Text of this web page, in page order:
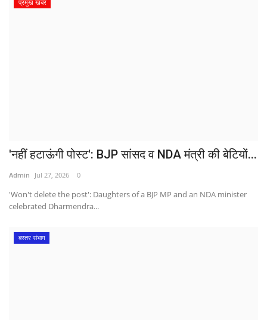
प्रमुख खबर
'नहीं हटाऊंगी पोस्ट': BJP सांसद व NDA मंत्री की बेटियों...
Admin Jul 27, 2026 0
'Won't delete the post': Daughters of a BJP MP and an NDA minister
celebrated Dharmendra...
बस्तर संभाग